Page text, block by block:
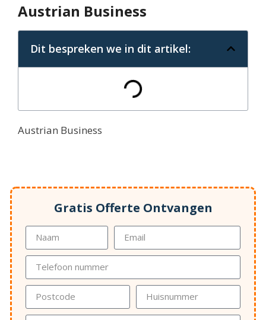
Austrian Business
Dit bespreken we in dit artikel:
Austrian Business
Gratis Offerte Ontvangen